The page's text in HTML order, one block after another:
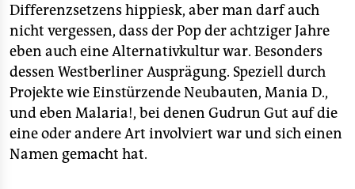
Differenzsetzens hippiesk, aber man darf auch
nicht vergessen, dass der Pop der achtziger Jahre
eben auch eine Alternativkultur war. Besonders
dessen Westberliner Ausprägung. Speziell durch
Projekte wie Einstürzende Neubauten, Mania D.,
und eben Malaria!, bei denen Gudrun Gut auf die
eine oder andere Art involviert war und sich einen
Namen gemacht hat.